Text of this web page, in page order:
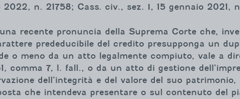
n. 21758; Cass. civ., sez. I, 15 gennaio 2021,
recente pronuncia della Suprema Corte che,
prededucibile del credito presupponga un
o meno da un atto legalmente compiuto, vale a
comma 7, l. fall., o da un atto di gestione
dell’integrità e del valore del suo patrimonio,
che intendeva presentare o sul contenuto del